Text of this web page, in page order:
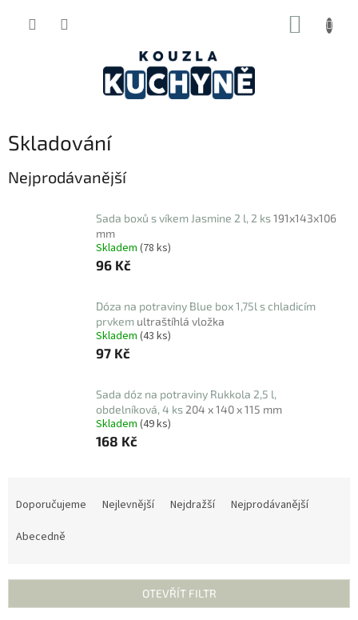
Skladování
Nejprodávanější
Sada boxů s víkem Jasmine 2 l, 2 ks191x143x106
mm
Skladem (78 ks)
96 Kč
Dóza na potraviny Blue box 1,75l s chladicím
prvkem ultraštíhlá vložka
Skladem (43 ks)
97 Kč
Sada dóz na potraviny Rukkola 2,5 l,
obdelníková, 4 ks 204 x 140 x 115 mm
Skladem (49 ks)
168 Kč
r
Doporučujeme Nejlevnější Nejdražší
Nejprodávanější
Abecedně
OTEVŘÍT FILTR